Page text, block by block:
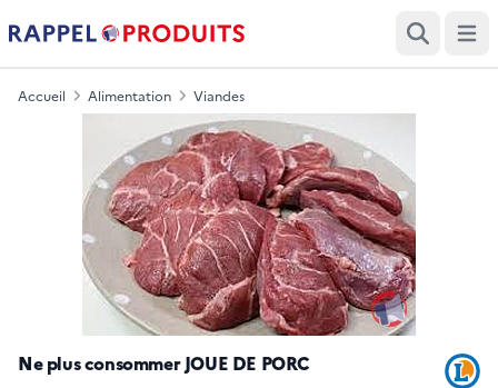
Accueil Alimentation Viandes
Ne plus consommer JOUE DE PORC